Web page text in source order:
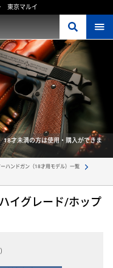
東京マルイ
18才未満の方は使用・購入ができま
ハンドガン（18才用モデル）一覧
イグレード/ホップ